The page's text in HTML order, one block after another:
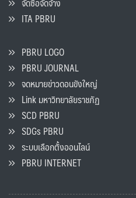
ITA PBRU
PBRU LOGO
PBRU JOURNAL
จดหมายข่าวดอนขังใหญ่
Link มหาวิทยาลัยราชภัฏ
SCD PBRU
SDGs PBRU
ระบบเลือกตั้งออนไลน์
PBRU INTERNET